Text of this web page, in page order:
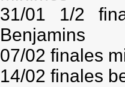
31/01 1/2
Benjamins
07/02 finales
14/02 finales